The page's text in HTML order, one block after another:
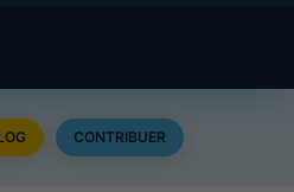
CONTRIBUER